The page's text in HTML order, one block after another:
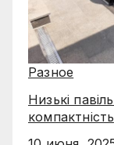
Разное
Низькі